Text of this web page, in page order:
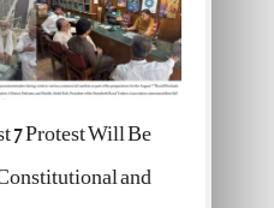
7 Protest Will Be
and